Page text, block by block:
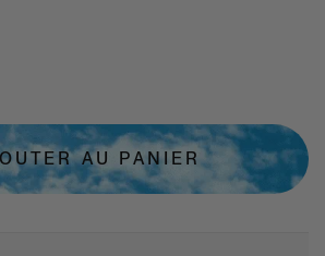
AU PANIER